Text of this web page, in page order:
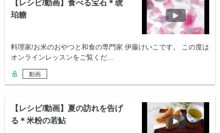
【レシピ/動画】食べる宝石＊琥
珀糖
料理家/お米のおやつと和食の専門家 伊藤けいこです。 この度は
オンラインレッスンをご覧くだ…
動画
【レシピ/動画】夏の訪れを告げ
る＊米粉の若鮎